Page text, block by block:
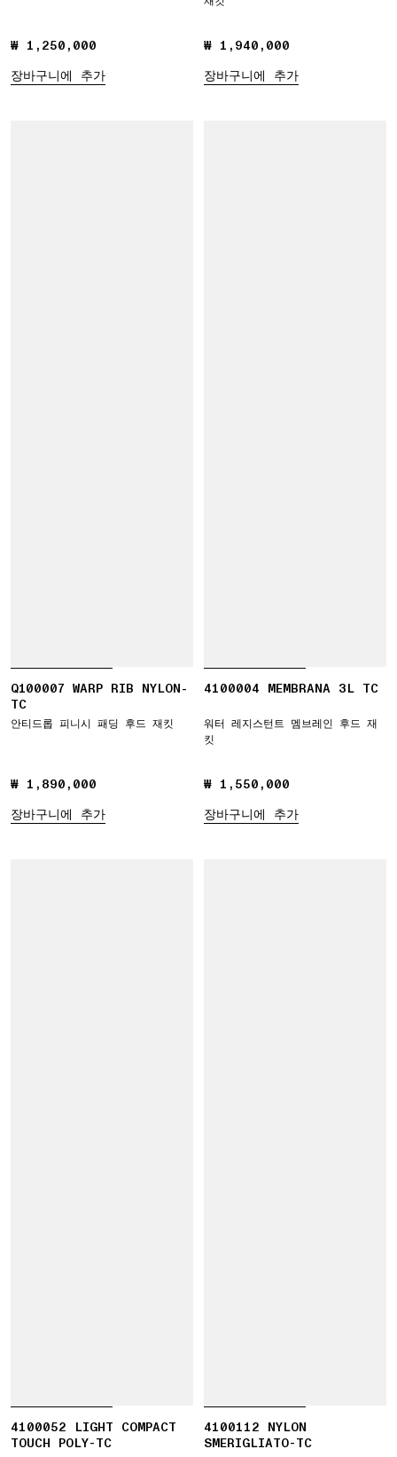
₩ 1,250,000
₩ 1,250,000
장바구니에 추가
₩ 1,940,000
₩ 1,940,000
장바구니에 추가
Q100007 WARP RIB NYLON-
TC
안티드롭 피니시 패딩 후드 재킷
₩ 1,890,000
₩ 1,890,000
장바구니에 추가
4100004 MEMBRANA 3L TC
워터 레지스턴트 멤브레인 후드 재
킷
₩ 1,550,000
₩ 1,550,000
장바구니에 추가
4100052 LIGHT COMPACT
TOUCH POLY-TC
4100112 NYLON
SMERIGLIATO-TC